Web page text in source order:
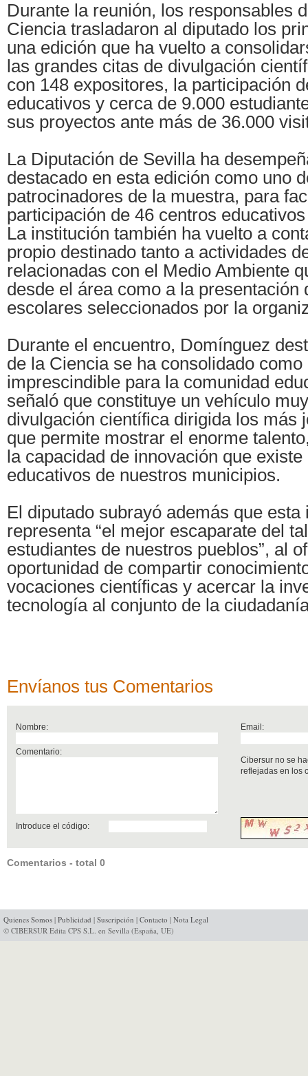
Durante la reunión, los responsables
Ciencia trasladaron al diputado los
una edición que ha vuelto a
las grandes citas de divulgación
con 148 expositores, la participación
educativos y cerca de 9.000
sus proyectos ante más de 36.000
La Diputación de Sevilla ha
destacado en esta edición como uno
patrocinadores de la muestra, para
participación de 46 centros
La institución también ha vuelto a
propio destinado tanto a actividades
relacionadas con el Medio Ambiente
desde el área como a la presentación
escolares seleccionados por la
Durante el encuentro, Domínguez
de la Ciencia se ha consolidado como
imprescindible para la comunidad
señaló que constituye un vehículo
divulgación científica dirigida los más
que permite mostrar el enorme
la capacidad de innovación que
educativos de nuestros municipios.
El diputado subrayó además que esta
representa “el mejor escaparate del
estudiantes de nuestros pueblos”, al
oportunidad de compartir
vocaciones científicas y acercar la
tecnología al conjunto de la
Envíanos tus Comentarios
Nombre: Email:
Comentario:
Cibersur no se
reflejadas en los
Introduce el código:
Comentarios - total 0
Quienes Somos | Publicidad | Suscripción | Contacto | Nota Legal
© CIBERSUR Edita CPS S.L. en Sevilla (España, UE)